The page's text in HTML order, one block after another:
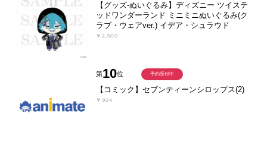
【グッズ-ぬいぐるみ】ディズニー ツイステ
ッドワンダーランド ミニミニぬいぐるみ(ク
ラブ・ウェアver.) イデア・シュラウド
￥2,500
第10位
【コミック】セブンティーンシロップス(2)
￥924
予約受付中